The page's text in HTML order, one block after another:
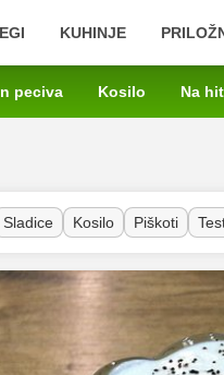
KUHINJE
peciva Kosilo Na
Sladice Kosilo Piškoti